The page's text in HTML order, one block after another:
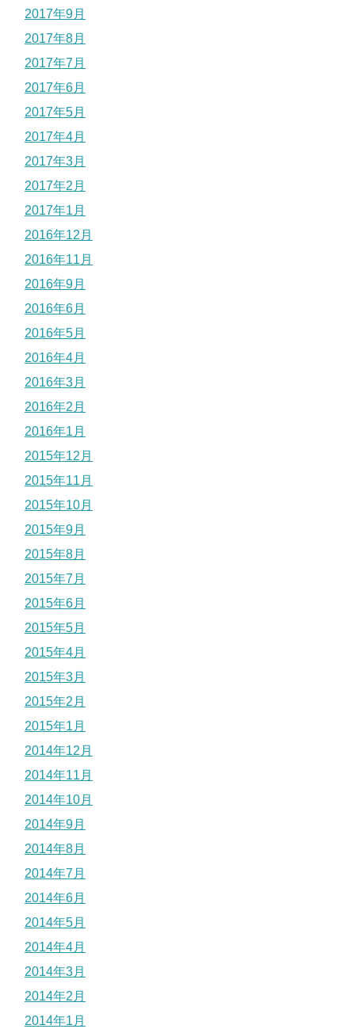
2017年9月
2017年8月
2017年7月
2017年6月
2017年5月
2017年4月
2017年3月
2017年2月
2017年1月
2016年12月
2016年11月
2016年9月
2016年6月
2016年5月
2016年4月
2016年3月
2016年2月
2016年1月
2015年12月
2015年11月
2015年10月
2015年9月
2015年8月
2015年7月
2015年6月
2015年5月
2015年4月
2015年3月
2015年2月
2015年1月
2014年12月
2014年11月
2014年10月
2014年9月
2014年8月
2014年7月
2014年6月
2014年5月
2014年4月
2014年3月
2014年2月
2014年1月